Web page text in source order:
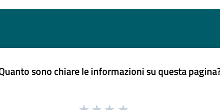
sono chiare le informazioni su questa